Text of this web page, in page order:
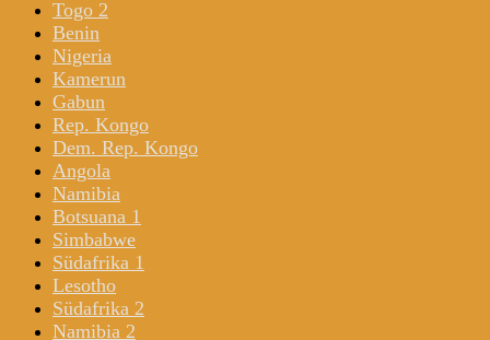
Togo 2
Benin
Nigeria
Kamerun
Gabun
Rep. Kongo
Dem. Rep. Kongo
Angola
Namibia
Botsuana 1
Simbabwe
Südafrika 1
Lesotho
Südafrika 2
Namibia 2